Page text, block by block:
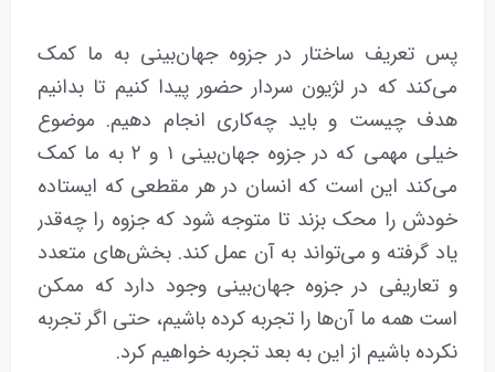
پس تعریف ساختار در جزوه جهان‌بینی به ما کمک
می‌کند که در لژیون سردار حضور پیدا کنیم تا بدانیم
هدف چیست و باید چه‌کاری انجام دهیم. موضوع
خیلی مهمی که در جزوه جهان‌بینی ۱ و ۲ به ما کمک
می‌کند این است که انسان در هر مقطعی که ایستاده
خودش را محک بزند تا متوجه شود که جزوه را چه‌قدر
یاد گرفته و می‌تواند به آن عمل کند. بخش‌های متعدد
و تعاریفی در جزوه جهان‌بینی وجود دارد که ممکن
است همه ما آن‌ها را تجربه کرده باشیم، حتی اگر تجربه
نکرده باشیم از این به بعد تجربه خواهیم کرد.